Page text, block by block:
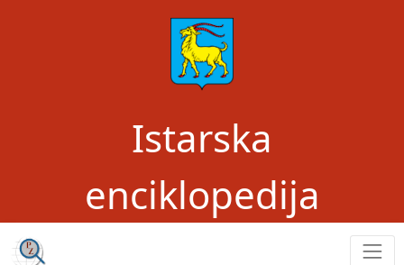
Istarska
enciklopedija